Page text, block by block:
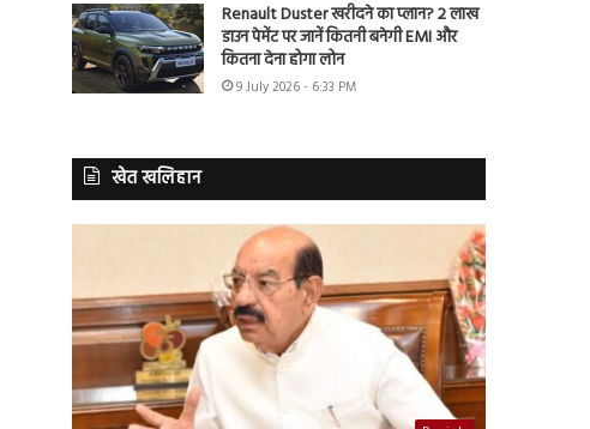
Renault Duster खरीदने का प्लान? 2 लाख
डाउन पेमेंट पर जानें कितनी बनेगी EMI और
कितना देना होगा लोन
9 July 2026 - 6:33 PM
खेत खलिहान